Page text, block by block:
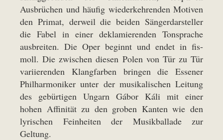
Ausbrüchen und häufig wiederkehrenden Motiven
den Primat, derweil die beiden Sängerdarsteller
die Fabel in einer deklamierenden Tonsprache
ausbreiten. Die Oper beginnt und endet in fis-
moll. Die zwischen diesen Polen von Tür zu Tür
variierenden Klangfarben bringen die Essener
Philharmoniker unter der musikalischen Leitung
des gebürtigen Ungarn Gábor Káli mit einer
hohen Affinität zu den groben Kanten wie den
lyrischen Feinheiten der Musikballade zur
Geltung.